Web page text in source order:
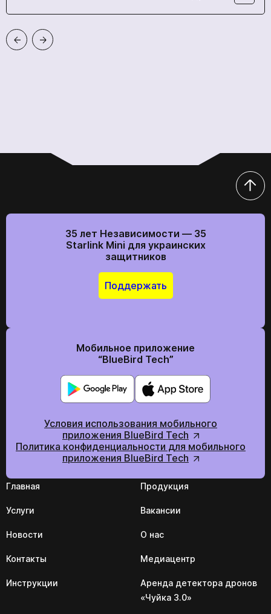
35 лет Независимости — 35
Starlink Mini для украинских
защитников
Поддержать
Мобильное приложение
“BlueBird Tech”
Условия использования мобильного
приложения BlueBird Tech
Политика конфиденциальности для мобильного
приложения BlueBird Tech
Главная Продукция
Услуги Вакансии
Новости О нас
Контакты Медиацентр
Инструкции
Аренда детектора дронов
«Чуйка 3.0»